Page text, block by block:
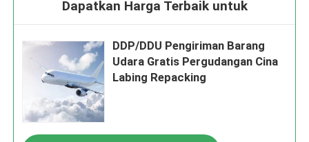
Dapatkan Harga Terbaik untuk
DDP/DDU Pengiriman Barang
Udara Gratis Pergudangan Cina
Labing Repacking